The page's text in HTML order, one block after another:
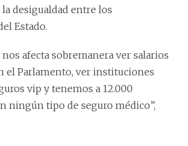
desigualdad entre los
Estado.
nos afecta sobremanera ver salarios
el Parlamento, ver instituciones
vip y tenemos a 12.000
ningún tipo de seguro médico”,